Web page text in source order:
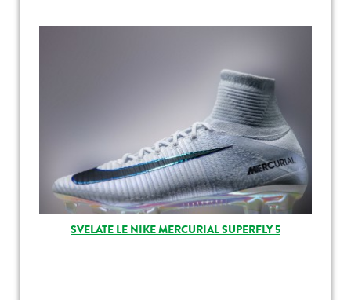
SVELATE LE NIKE MERCURIAL SUPERFLY 5